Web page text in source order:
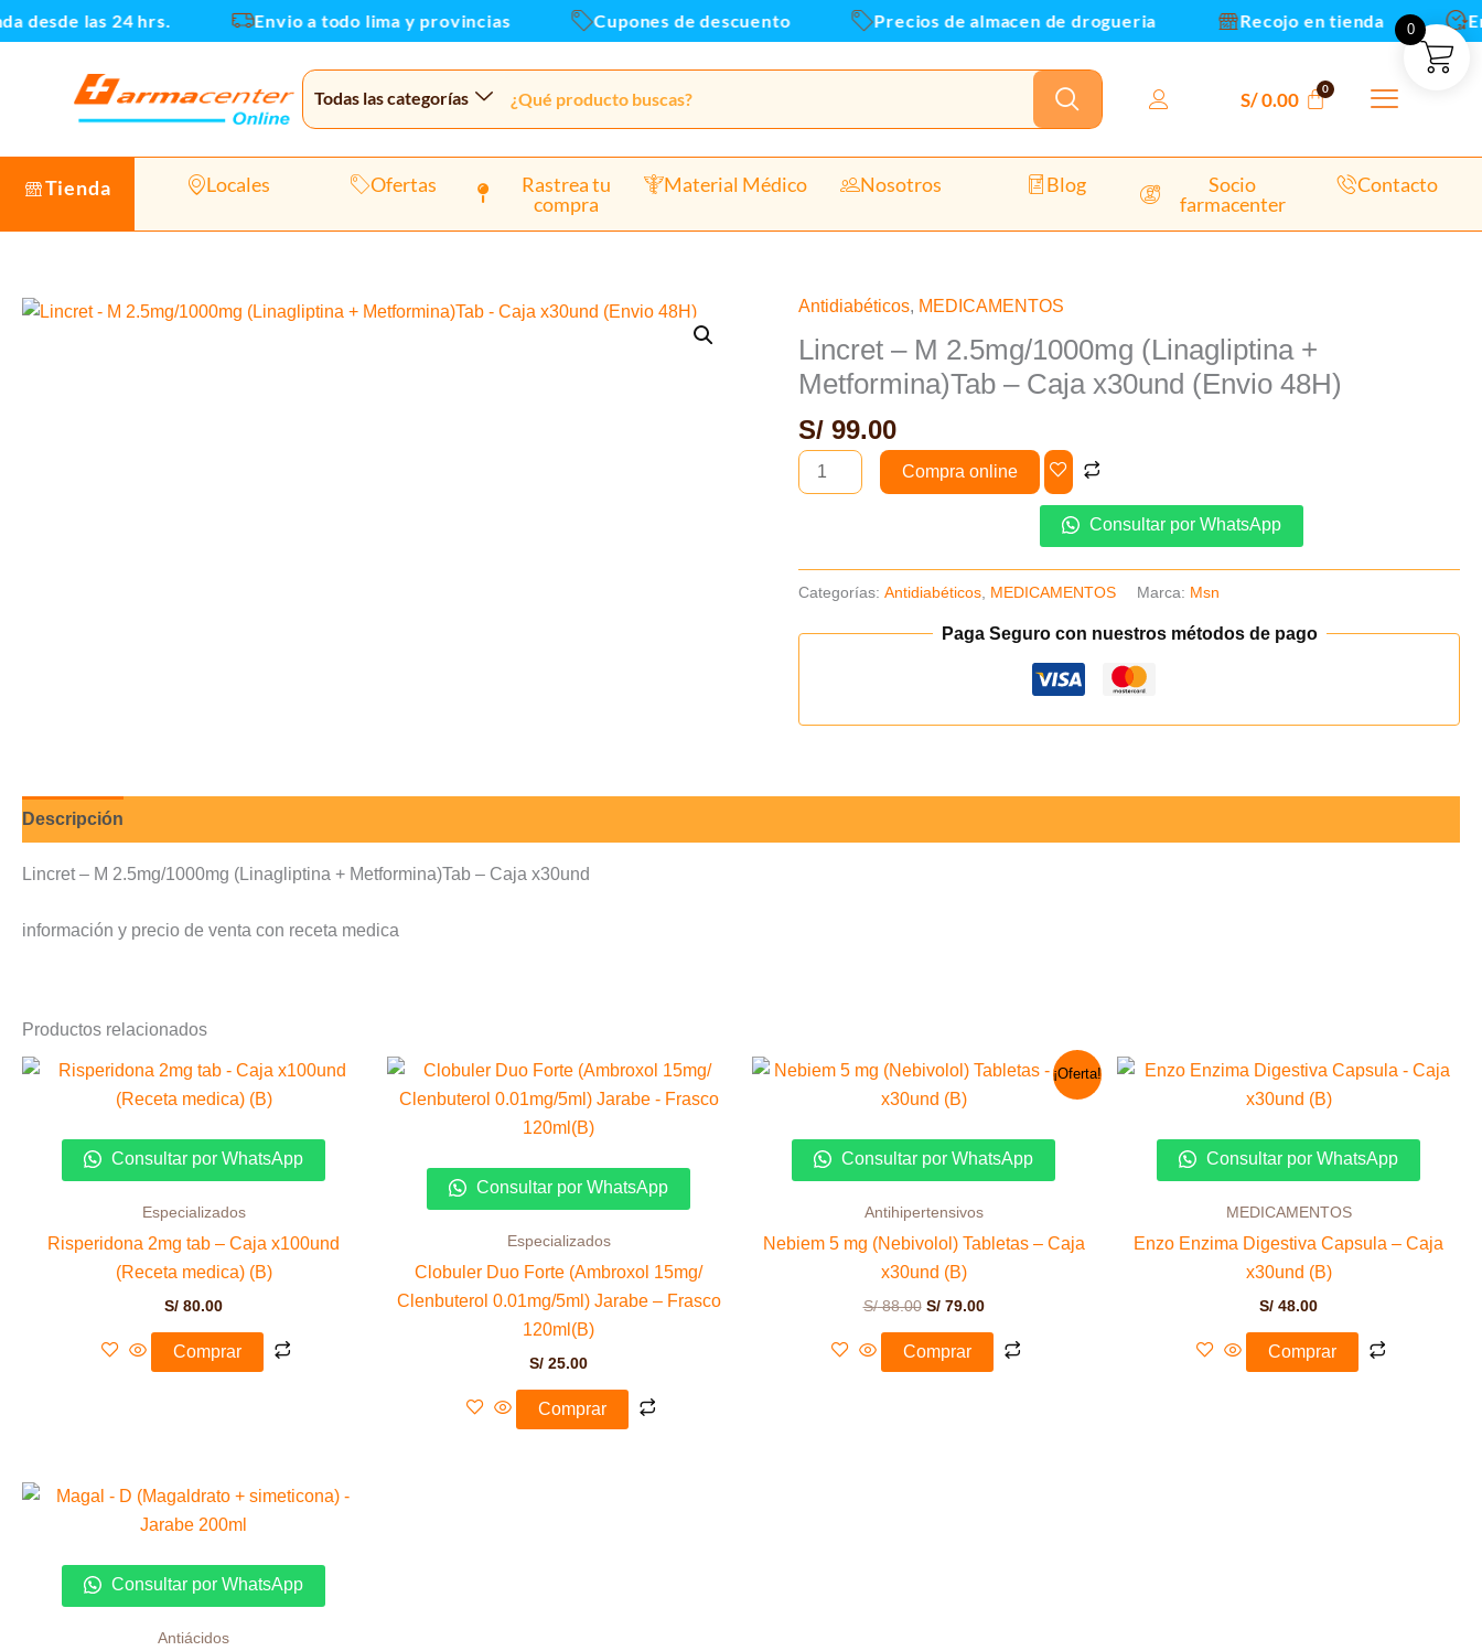
al
las 24 hrs. Envio a todo lima y provincias Cupones de descuento Precios de almacen de drogueria Recojo en tienda
Todas las categorías S/0.00
Tienda Locales Ofertas
Rastrea tu
compra
Material Médico Nosotros Blog
Socio
farmacenter
Contacto
Antidiabéticos, MEDICAMENTOS
Lincret – M 2.5mg/1000mg (Linagliptina +
Metformina)Tab – Caja x30und (Envio 48H)
S/ 99.00
Lincret
-
2.5mg/1000mg
(Linagliptina
+
Metformina)Tab
x30und
(Envio
Compra online
Consultar por WhatsApp
Categorías:Antidiabéticos MEDICAMENTOS Marca: Msn
Paga Seguro con nuestros métodos de pago
Descripción
Lincret – M 2.5mg/1000mg (Linagliptina + Metformina)Tab – Caja x30und
información y precio de venta con receta medica
Productos relacionados
Consultar por WhatsApp
Especializados
Risperidona 2mg tab – Caja x100und
(Receta medica) (B)
S/ 80.00
Comprar
Consultar por WhatsApp
Especializados
Clobuler Duo Forte (Ambroxol 15mg/
Clenbuterol 0.01mg/5ml) Jarabe – Frasco
120ml(B)
S/ 25.00
Comprar
¡Oferta!
Consultar por WhatsApp
Antihipertensivos
Nebiem 5 mg (Nebivolol) Tabletas – Caja
x30und (B)
S/88.00
El
precio
original
S/ 88.00.
S/79.00
El
S/ 79.00.
Comprar
Consultar por WhatsApp
MEDICAMENTOS
Enzo Enzima Digestiva Capsula – Caja
x30und (B)
S/ 48.00
Comprar
Consultar por WhatsApp
Antiácidos
0